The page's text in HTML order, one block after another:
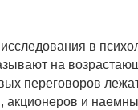
в
на
переговоров
акционеров и